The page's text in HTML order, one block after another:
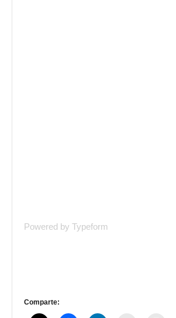
Powered by Typeform
Comparte: